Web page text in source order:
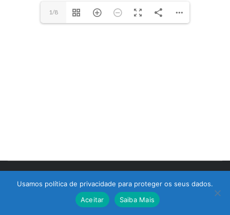
1/8
Usamos política de privacidade para proteger os seus dados.
Aceitar
Saiba Mais
Atendimento